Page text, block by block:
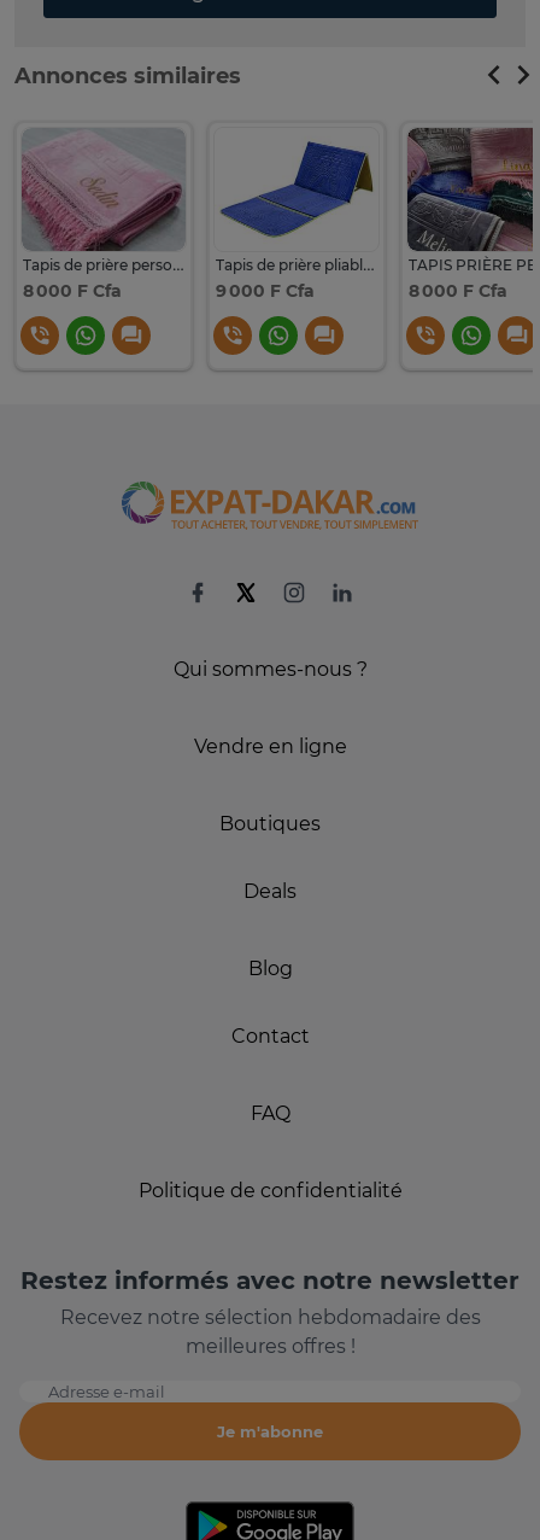
Annonces similaires
Tapis de prière personnalisé
8 000 F Cfa
Tapis de prière pliable épais gris clair avec dossier
9 000 F Cfa 8 000 F Cfa
Qui sommes-nous ?
Vendre en ligne
Boutiques
Deals
Blog
Contact
FAQ
Politique de confidentialité
Restez informés avec notre newsletter
Recevez notre sélection hebdomadaire des
meilleures offres !
Adresse e-mail
Je m'abonne